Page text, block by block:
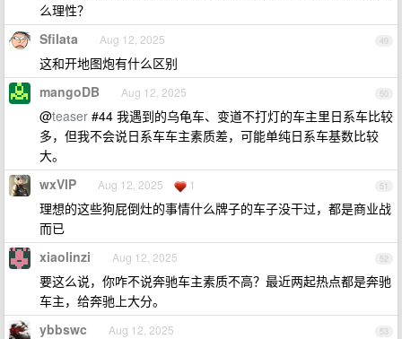
么理性？
49
Sfilata Aug 12, 2025
这和开地图炮有什么区别
50
mangoDB Aug 12, 2025
@teaser #44 我遇到的乌龟车、变道不打灯的车主里日系车比较
多，但我不会说日系车车主素质差，可能单纯日系车基数比较
大。
51
wxVIP Aug 12, 2025 1
理想的这些狗屁倒灶的事情什么牌子的车子没干过，都是商业战
而已
52
xiaolinzi Aug 12, 2025
要这么说，你咋不说奔驰车主素质不高？最近两起热点都是奔驰
车主，给奔驰上大分。
53
ybbswc Aug 12, 2025